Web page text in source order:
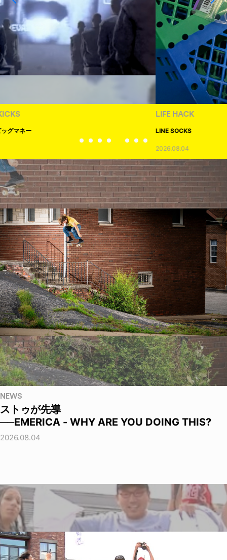
LIFE HACK
LINE SOCKS
NEWS
ストゥが先導
──EMERICA - WHY ARE YOU DOING THIS?
2026.08.04